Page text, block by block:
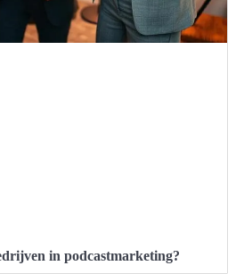
in podcastmarketing?